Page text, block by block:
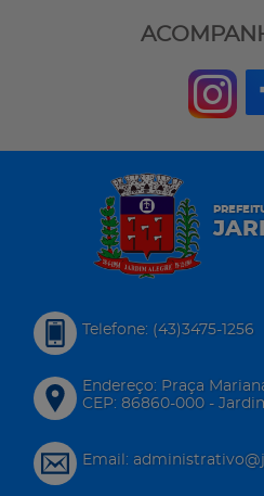
Telefone: (43)3475-1256
Endereço: Praça
CEP: 86860-000 -
Email: